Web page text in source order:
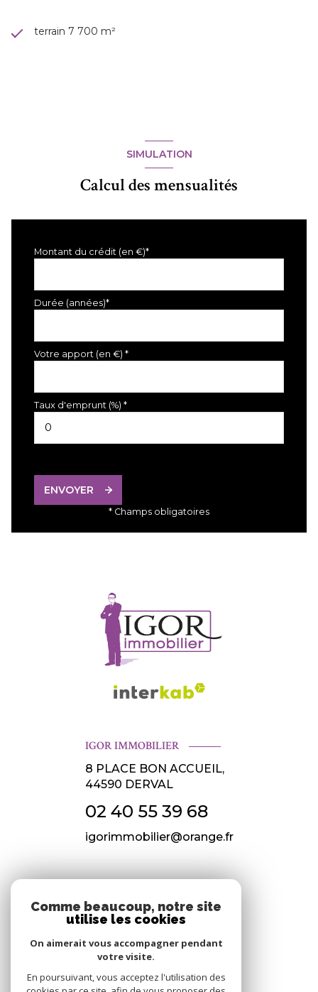
terrain 7 700 m²
SIMULATION
Calcul des mensualités
Montant du crédit (en €)*
Durée (années)*
Votre apport (en €) *
Taux d'emprunt (%) *
ENVOYER
* Champs obligatoires
IGOR IMMOBILIER
8 PLACE BON ACCUEIL,
44590 DERVAL
02 40 55 39 68
igorimmobilier@orange.fr
Nous suivre
Comme beaucoup, notre site
utilise les cookies
On aimerait vous accompagner pendant
votre visite.
En poursuivant, vous acceptez l'utilisation des